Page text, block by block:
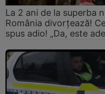
La 2 ani de la superba
România divorțează!
spus adio! „Da, este